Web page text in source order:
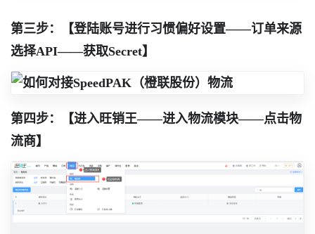
第三步：【登陆账号进行习惯偏好设置——订单来源
选择API——获取Secret】
第四步：【进入旺销王——进入物流模块——点击物
流商】